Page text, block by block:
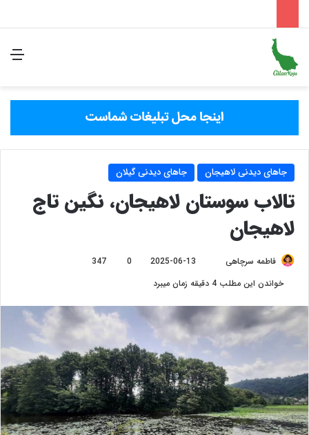
جاهای دیدنی لاهیجان جاهای دیدنی گیلان
تالاب سوستان لاهیجان‌، نگین تاج
لاهیجان
فاطمه سرچاهی
an
2025-06-13
0
347
خواندن این مطلب 4 دقیقه زمان میبرد